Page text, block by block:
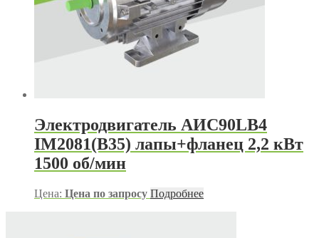
Электродвигатель АИС90LB4
IM2081(B35) лапы+фланец 2,2 кВт
1500 об/мин
Цена: Цена по запросу Подробнее